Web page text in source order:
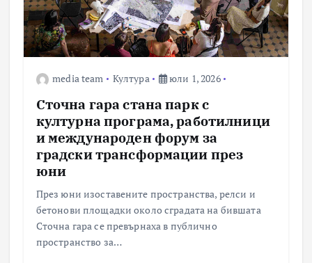
media team Култура юли 1, 2026
Сточна гара стана парк с
културна програма, работилници
и международен форум за
градски трансформации през
юни
През юни изоставените пространства, релси и
бетонови площадки около сградата на бившата
Сточна гара се превърнаха в публично
пространство за…